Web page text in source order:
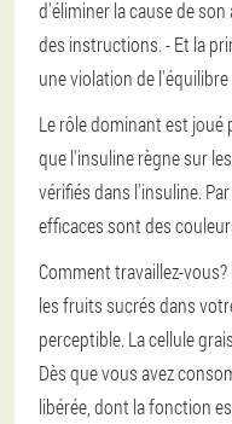
d'éliminer la cause de
des instructions. - Et la
une violation de
Le rôle dominant est joué
que l'insuline règne sur
vérifiés dans l'insuline.
efficaces sont des
Comment travaillez-
les fruits sucrés dans
perceptible. La cellule
Dès que vous avez
libérée, dont la fonction